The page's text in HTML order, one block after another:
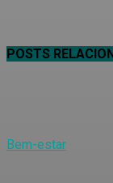
POSTS
Bem-estar